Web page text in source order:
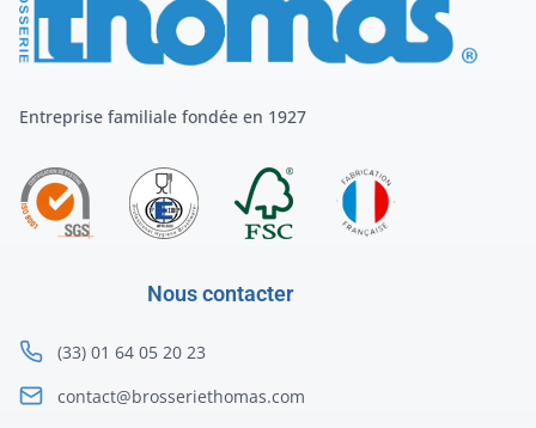
Entreprise familiale fondée en 1927
Nous contacter
(33) 01 64 05 20 23
contact@brosseriethomas.com